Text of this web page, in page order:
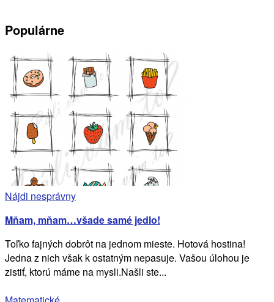
Populárne
Nájdi nesprávny
Mňam, mňam…všade samé jedlo!
Toľko fajných dobrôt na jednom mieste. Hotová hostina!
Jedna z nich však k ostatným nepasuje. Vašou úlohou je
zistiť, ktorú máme na mysli.Našli ste...